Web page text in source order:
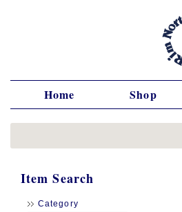
Home Shop
Item Search
Category